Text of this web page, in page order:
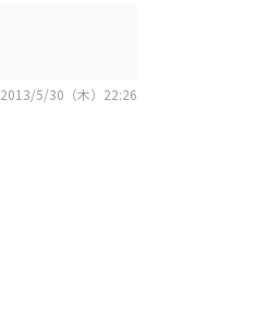
2013/5/30（木）22:26